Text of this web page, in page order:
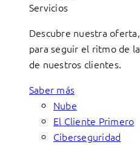
Servicios
Descubre nuestra
para seguir el ritmo de
de nuestros clientes.
Saber más
Nube
El Cliente Primero
Ciberseguridad